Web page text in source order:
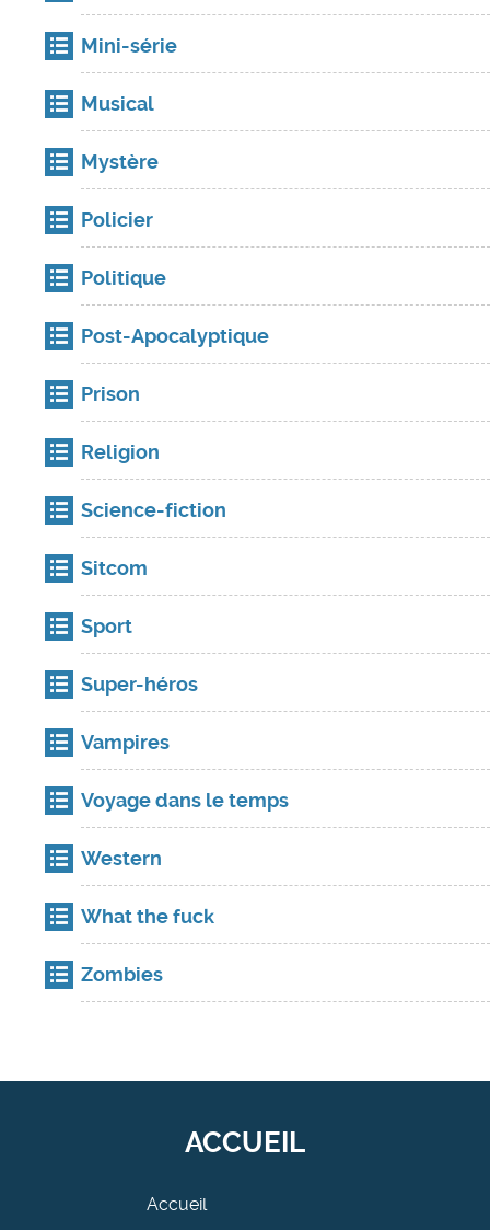
Mini-série
Musical
Mystère
Policier
Politique
Post-Apocalyptique
Prison
Religion
Science-fiction
Sitcom
Sport
Super-héros
Vampires
Voyage dans le temps
Western
What the fuck
Zombies
ACCUEIL
Accueil